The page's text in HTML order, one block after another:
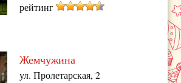
рейтинг
Жемчужина
ул. Пролетарская, 2